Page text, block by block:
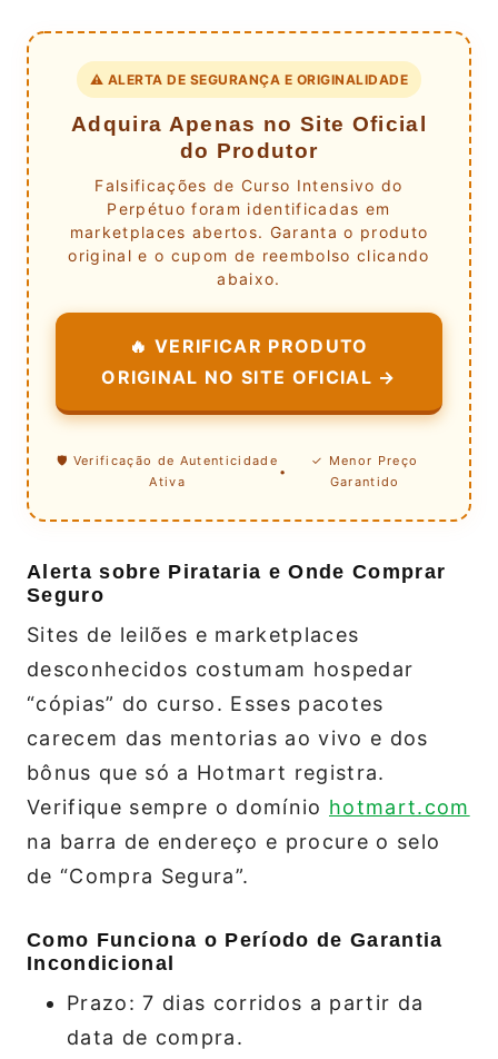
⚠️ ALERTA DE SEGURANÇA E ORIGINALIDADE
Adquira Apenas no Site Oficial
do Produtor
Falsificações de Curso Intensivo do
Perpétuo foram identificadas em
marketplaces abertos. Garanta o produto
original e o cupom de reembolso clicando
abaixo.
🔥 VERIFICAR PRODUTO
ORIGINAL NO SITE OFICIAL →
🛡️ Verificação de Autenticidade
Ativa
•
✓ Menor Preço
Garantido
Alerta sobre Pirataria e Onde Comprar
Seguro
Sites de leilões e marketplaces
desconhecidos costumam hospedar
“cópias” do curso. Esses pacotes
carecem das mentorias ao vivo e dos
bônus que só a Hotmart registra.
Verifique sempre o domínio hotmart.com
na barra de endereço e procure o selo
de “Compra Segura”.
Como Funciona o Período de Garantia
Incondicional
Prazo: 7 dias corridos a partir da
data de compra.